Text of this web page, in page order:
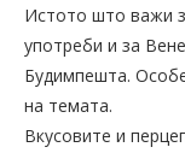
Истото што важи
употреби и за
Будимпешта.
на темата.
Вкусовите и